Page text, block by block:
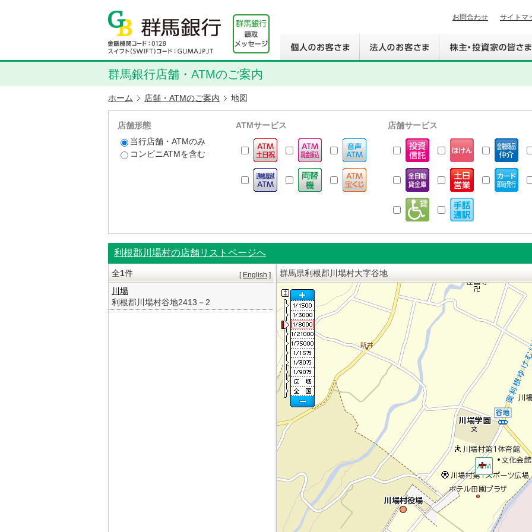
お問合わせ サイトマ
群馬銀行店舗・ATMのご案内
ホーム 店舗・ATMのご案内 地図
店舗形態
当行店舗・ATMのみ
コンビニATMを含む
ATMサービス 店舗サービス
利根郡川場村の店舗リストページへ
全1件 [ English ]
川場
利根郡川場村谷地2413－2
群馬県利根郡川場村大字谷地